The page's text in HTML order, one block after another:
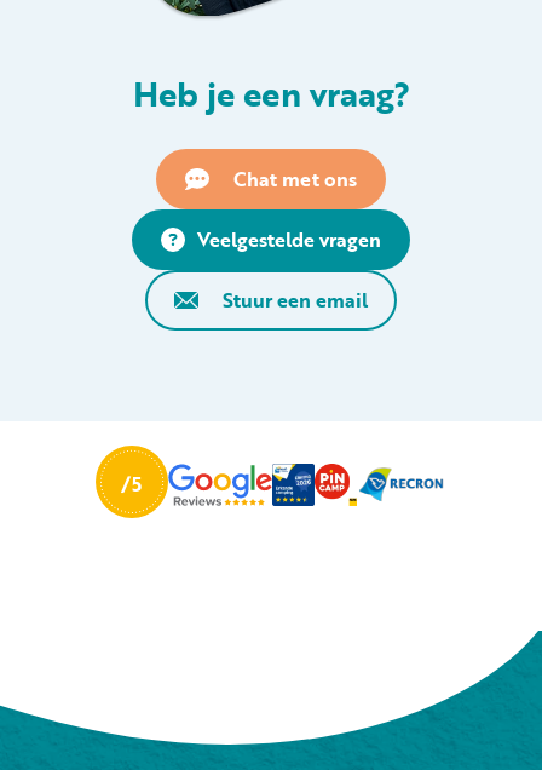
Heb je een vraag?
Chat met ons
Veelgestelde vragen
Stuur een email